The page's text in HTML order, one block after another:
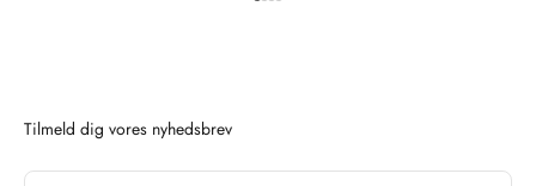
Tilmeld dig vores nyhedsbrev